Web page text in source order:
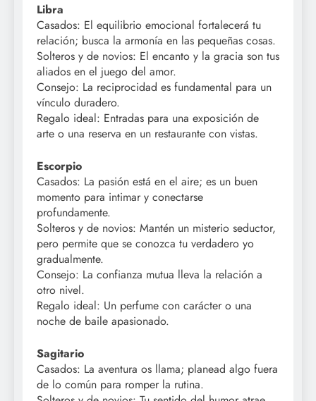
Libra
Casados: El equilibrio emocional fortalecerá tu
relación; busca la armonía en las pequeñas cosas.
Solteros y de novios: El encanto y la gracia son tus
aliados en el juego del amor.
Consejo: La reciprocidad es fundamental para un
vínculo duradero.
Regalo ideal: Entradas para una exposición de
arte o una reserva en un restaurante con vistas.
Escorpio
Casados: La pasión está en el aire; es un buen
momento para intimar y conectarse
profundamente.
Solteros y de novios: Mantén un misterio seductor,
pero permite que se conozca tu verdadero yo
gradualmente.
Consejo: La confianza mutua lleva la relación a
otro nivel.
Regalo ideal: Un perfume con carácter o una
noche de baile apasionado.
Sagitario
Casados: La aventura os llama; planead algo fuera
de lo común para romper la rutina.